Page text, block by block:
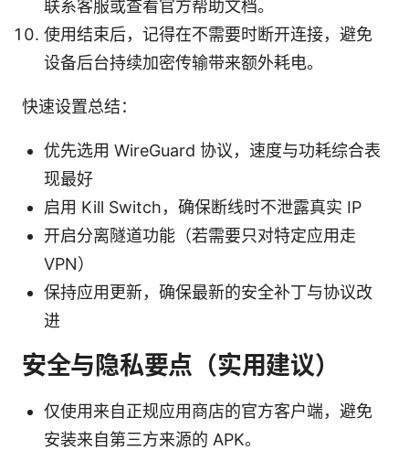
联系客服或查看官方帮助文档。
使用结束后，记得在不需要时断开连接，避免
设备后台持续加密传输带来额外耗电。
快速设置总结：
优先选用 WireGuard 协议，速度与功耗综合表
现最好
启用 Kill Switch，确保断线时不泄露真实 IP
开启分离隧道功能（若需要只对特定应用走
VPN）
保持应用更新，确保最新的安全补丁与协议改
进
安全与隐私要点（实用建议）
仅使用来自正规应用商店的官方客户端，避免
安装来自第三方来源的 APK。